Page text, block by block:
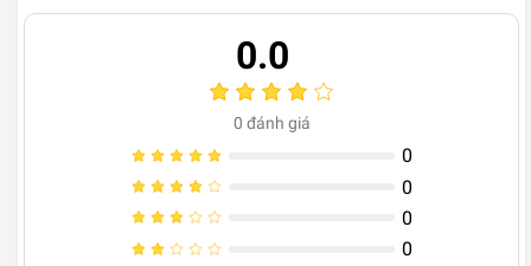
0.0
0 đánh giá
0
0
0
0